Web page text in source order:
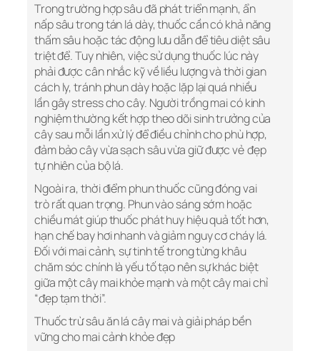
Trong trường hợp sâu đã phát triển mạnh, ẩn
nấp sâu trong tán lá dày, thuốc cần có khả năng
thấm sâu hoặc tác động lưu dẫn để tiêu diệt sâu
triệt để. Tuy nhiên, việc sử dụng thuốc lúc này
phải được cân nhắc kỹ về liều lượng và thời gian
cách ly, tránh phun dày hoặc lặp lại quá nhiều
lần gây stress cho cây. Người trồng mai có kinh
nghiệm thường kết hợp theo dõi sinh trưởng của
cây sau mỗi lần xử lý để điều chỉnh cho phù hợp,
đảm bảo cây vừa sạch sâu vừa giữ được vẻ đẹp
tự nhiên của bộ lá.
Ngoài ra, thời điểm phun thuốc cũng đóng vai
trò rất quan trọng. Phun vào sáng sớm hoặc
chiều mát giúp thuốc phát huy hiệu quả tốt hơn,
hạn chế bay hơi nhanh và giảm nguy cơ cháy lá.
Đối với mai cảnh, sự tinh tế trong từng khâu
chăm sóc chính là yếu tố tạo nên sự khác biệt
giữa một cây mai khỏe mạnh và một cây mai chỉ
“đẹp tạm thời”.
Thuốc trừ sâu ăn lá cây mai và giải pháp bền
vững cho mai cảnh khỏe đẹp